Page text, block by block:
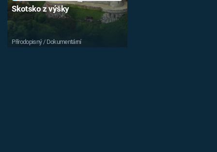
Skotsko z výšky
Přírodopisný / Dokumentární